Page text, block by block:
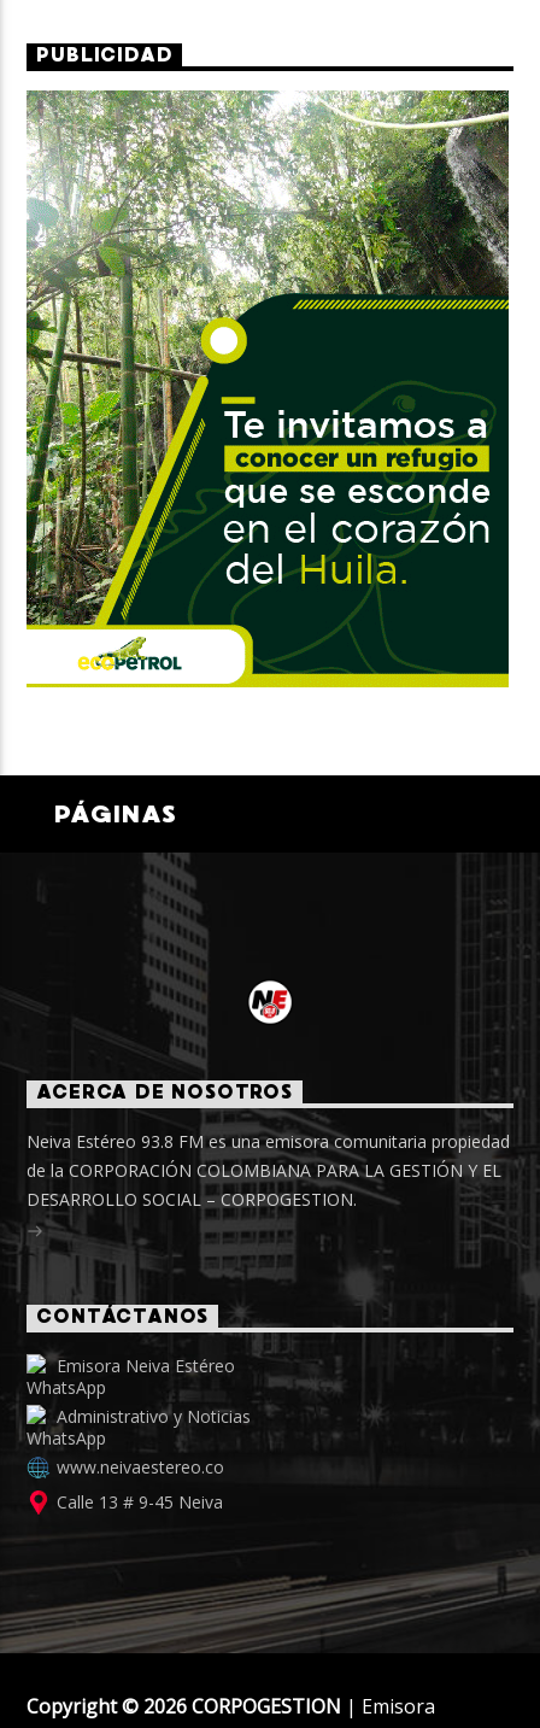
PUBLICIDAD
PÁGINAS
ACERCA DE NOSOTROS
Neiva Estéreo 93.8 FM es una emisora comunitaria propiedad
de la CORPORACIÓN COLOMBIANA PARA LA GESTIÓN Y EL
DESARROLLO SOCIAL – CORPOGESTION.
CONTÁCTANOS
Emisora Neiva Estéreo
Administrativo y Noticias
www.neivaestereo.co
Calle 13 # 9-45 Neiva
Copyright © 2026 CORPOGESTION | Emisora